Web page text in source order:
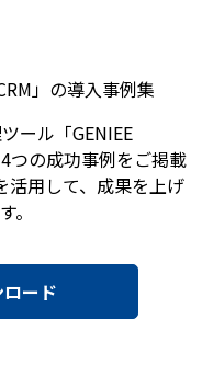
」の導入事例集
ール「GENIEE
つの成功事例をご掲載
活用して、成果を上げ
。
ード